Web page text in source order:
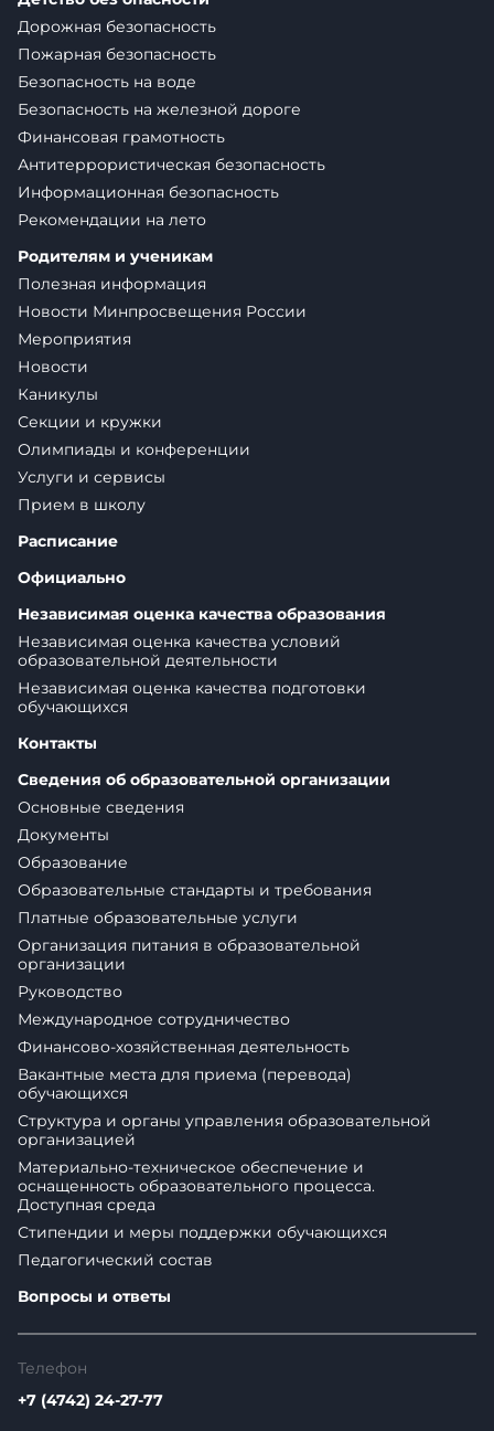
Дорожная безопасность
Пожарная безопасность
Безопасность на воде
Безопасность на железной дороге
Финансовая грамотность
Антитеррористическая безопасность
Информационная безопасность
Рекомендации на лето
Родителям и ученикам
Полезная информация
Новости Минпросвещения России
Мероприятия
Новости
Каникулы
Секции и кружки
Олимпиады и конференции
Услуги и сервисы
Прием в школу
Расписание
Официально
Независимая оценка качества образования
Независимая оценка качества условий
образовательной деятельности
Независимая оценка качества подготовки
обучающихся
Контакты
Сведения об образовательной организации
Основные сведения
Документы
Образование
Образовательные стандарты и требования
Платные образовательные услуги
Организация питания в образовательной
организации
Руководство
Международное сотрудничество
Финансово-хозяйственная деятельность
Вакантные места для приема (перевода)
обучающихся
Структура и органы управления образовательной
организацией
Материально-техническое обеспечение и
оснащенность образовательного процесса.
Доступная среда
Стипендии и меры поддержки обучающихся
Педагогический состав
Вопросы и ответы
Телефон
+7 (4742) 24-27-77